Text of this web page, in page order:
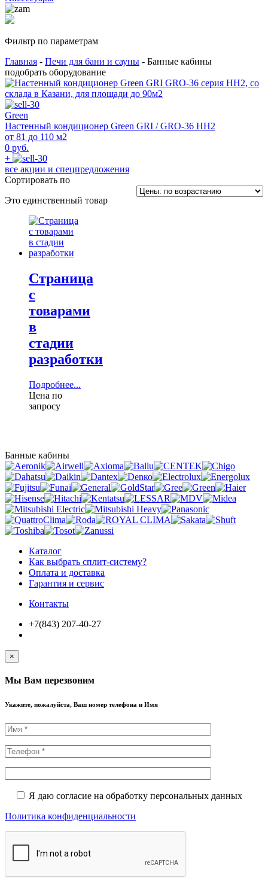
Фильтр по параметрам
Главная - Печи для бани и сауны - Банные кабины
подобрать оборудование
Green
Настенный кондиционер Green GRI / GRO-36 HH2
от 81 до 110 м2
0 руб.
+
все акции и спецпредложения
Сортировать по
Это единственный товар
Страница
с
товарами
в
стадии
разработки
Подробнее...
Цена по
запросу
Банные кабины
Каталог
Как выбрать сплит-систему?
Оплата и доставка
Гарантия и сервис
Контакты
+7(843) 207-40-27
×
Мы Вам перезвоним
Укажите, пожалуйста, Ваш номер телефона и Имя
Я даю согласие на обработку персональных данных
Политика конфиденциальности